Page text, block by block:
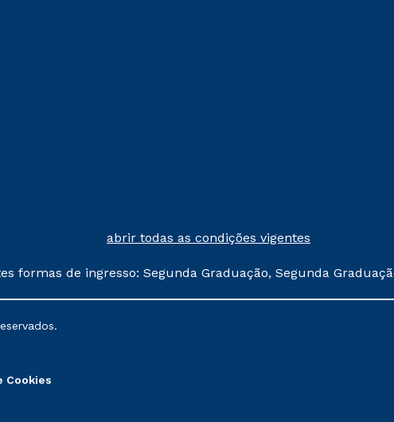
abrir todas as condições vigentes
formas de ingresso: Segunda Graduação, Segunda
alterações nos períodos de rematrícula conforme
Cookies